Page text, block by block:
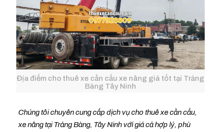
Địa điểm cho thuê xe cần cẩu xe nâng giá tốt tại Trảng
Bàng Tây Ninh
Chúng tôi chuyên cung cấp dịch vụ cho thuê xe cần cẩu,
xe nâng tại Trảng Bàng, Tây Ninh với giá cả hợp lý, phù